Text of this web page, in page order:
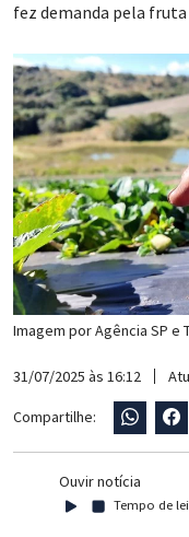
fez demanda pela
Imagem porAgência SP e
31/07/2025 às 16:12
Compartilhe:
Ouvir notícia
Tempo de